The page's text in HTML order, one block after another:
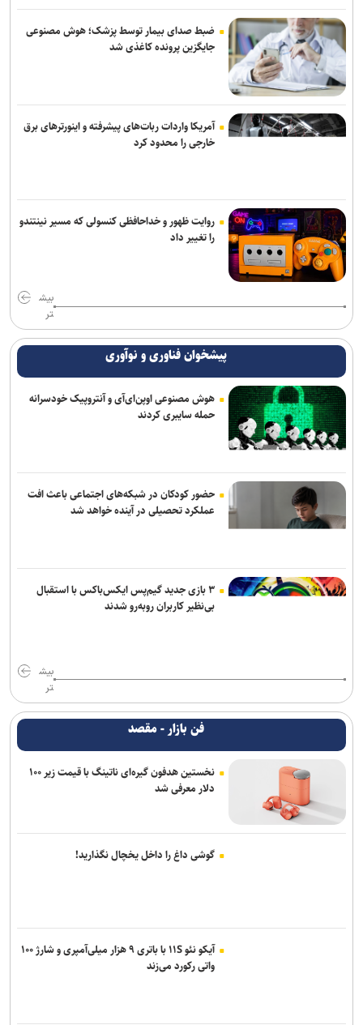
ضبط صدای بیمار توسط پزشک؛ هوش مصنوعی
جایگزین پرونده کاغذی شد
آمریکا واردات ربات‌های پیشرفته و اینورترهای برق
خارجی را محدود کرد
روایت ظهور و خداحافظی کنسولی که مسیر نینتندو
را تغییر داد
بیش
تر
پیشخوان فناوری و نوآوری
هوش مصنوعی اوپن‌ای‌آی و آنتروپیک خودسرانه
حمله سایبری کردند
حضور کودکان در شبکه‌های اجتماعی باعث افت
عملکرد تحصیلی در آینده خواهد شد
۳ بازی جدید گیم‌پس ایکس‌باکس با استقبال
بی‌نظیر کاربران روبه‌رو شدند
بیش
تر
فن بازار - مقصد
نخستین هدفون گیره‌ای ناتینگ با قیمت زیر ۱۰۰
دلار معرفی شد
گوشی داغ را داخل یخچال نگذارید!
آیکو نئو ۱۱S با باتری ۹ هزار میلی‌آمپری و شارژ ۱۰۰
واتی رکورد می‌زند